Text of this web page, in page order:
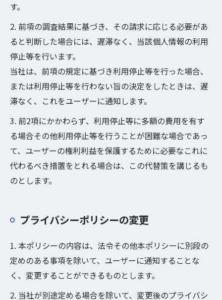
す。
2. 前項の調査結果に基づき、その請求に応じる必要があ
ると判断した場合には、遅滞なく、当該個人情報の利用
停止等を行います。
当社は、前項の規定に基づき利用停止等を行った場合、
または利用停止等を行わない旨の決定をしたときは、遅
滞なく、これをユーザーに通知します。
3. 前2項にかかわらず、利用停止等に多額の費用を有す
る場合その他利用停止等を行うことが困難な場合であっ
て、ユーザーの権利利益を保護するために必要なこれに
代わるべき措置をとれる場合は、この代替策を講じるも
のとします。
プライバシーポリシーの変更
1. 本ポリシーの内容は、法令その他本ポリシーに別段の
定めのある事項を除いて、ユーザーに通知することな
く、変更することができるものとします。
2. 当社が別途定める場合を除いて、変更後のプライバシ